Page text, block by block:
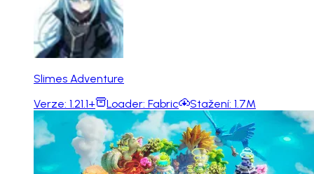
Slimes Adventure
Verze: 1.21.1+ Loader: Fabric Stažení: 1.7M